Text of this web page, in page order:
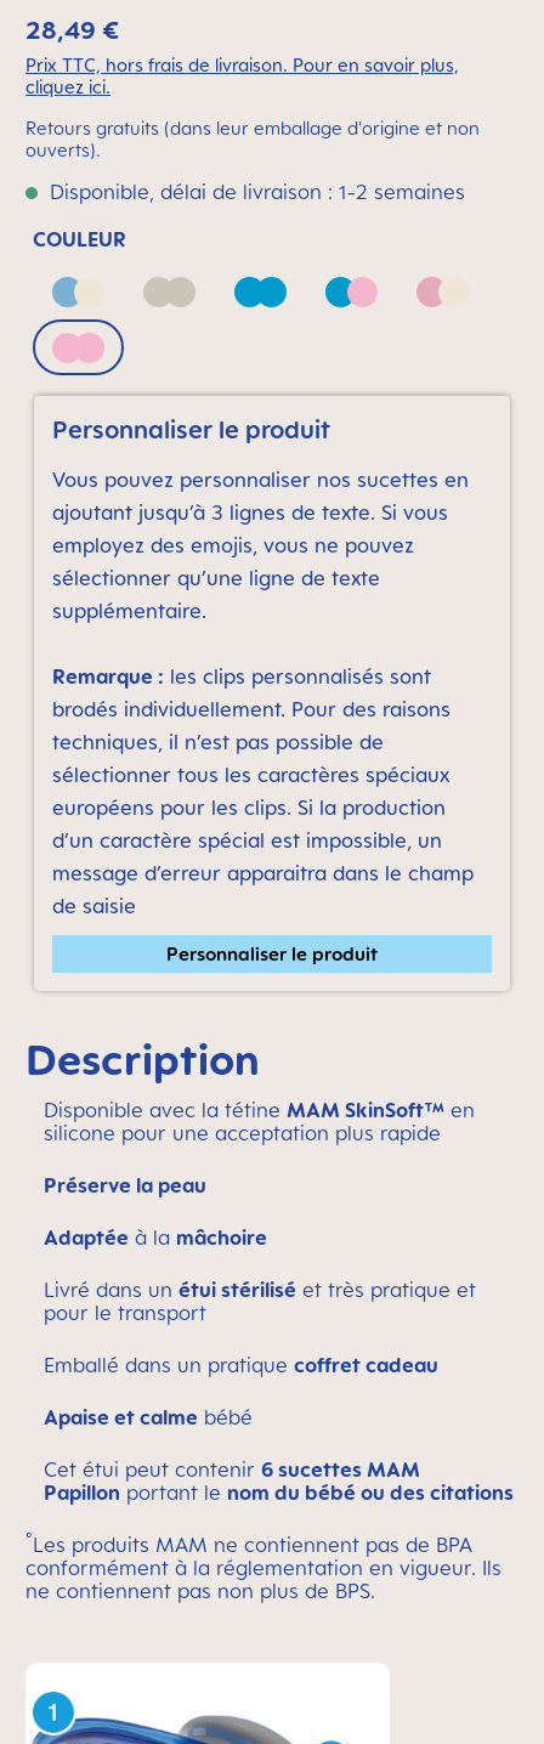
28,49 €
Prix TTC, hors frais de livraison. Pour en savoir plus,
cliquez ici.
Retours gratuits (dans leur emballage d'origine et non
ouverts).
Disponible, délai de livraison : 1-2 semaines
COULEUR
Blue & NeutralNeutral Pacific BluePacific Blue &
Pink &
Quartz Rose
Personnaliser le produit
Vous pouvez personnaliser nos sucettes en
ajoutant jusqu’à 3 lignes de texte. Si vous
employez des emojis, vous ne pouvez
sélectionner qu’une ligne de texte
supplémentaire.
Remarque : les clips personnalisés sont
brodés individuellement. Pour des raisons
techniques, il n’est pas possible de
sélectionner tous les caractères spéciaux
européens pour les clips. Si la production
d’un caractère spécial est impossible, un
message d’erreur apparaitra dans le champ
de saisie
Personnaliser le produit
Description
Disponible avec la tétine MAM SkinSoft™ en
silicone pour une acceptation plus rapide
Préserve la peau
Adaptée à la mâchoire
Livré dans un étui stérilisé et très pratique et
pour le transport
Emballé dans un pratique coffret cadeau
Apaise et calme bébé
Cet étui peut contenir 6 sucettes MAM
Papillon portant le nom du bébé ou des citations
°Les produits MAM ne contiennent pas de BPA
conformément à la réglementation en vigueur. Ils
ne contiennent pas non plus de BPS.